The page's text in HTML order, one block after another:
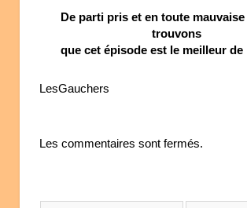
De parti pris et en toute
trouvons
que cet épisode est le meilleur de
LesGauchers
Les commentaires sont fermés.